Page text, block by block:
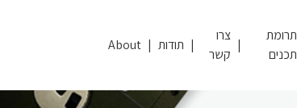
תרומת
תכנים
צרו
קשר
תודות About